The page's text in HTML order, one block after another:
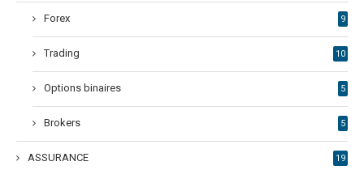
Forex 9
Trading 10
Options binaires 5
Brokers 5
ASSURANCE 19